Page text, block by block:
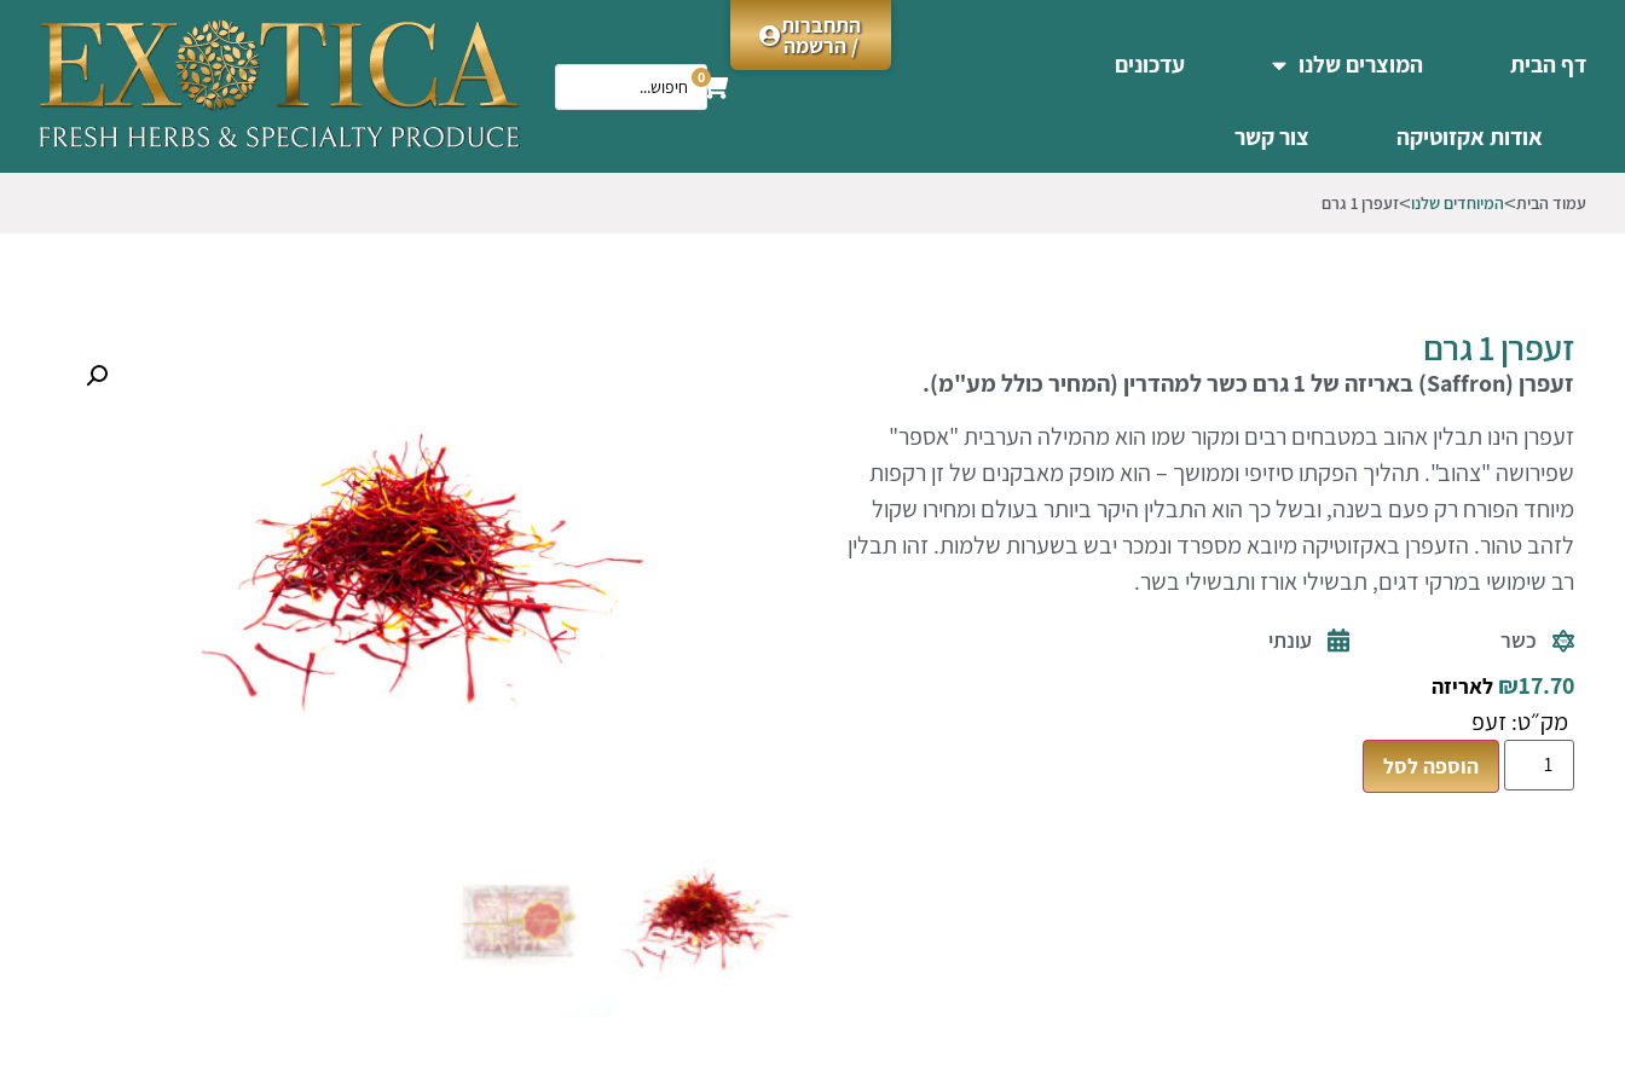
0
התחברות
/ הרשמה
דף הבית המוצרים שלנו עדכונים
אודות אקזוטיקה צור קשר
עמוד הבית המיוחדים שלנו זעפרן 1 גרם
זעפרן 1 גרם
זעפרן (
Saffron
)באריזה של 1 גרם כשר למהדרין (המחיר כולל מע"מ).
זעפרן הינו תבלין אהוב במטבחים רבים ומקור שמו הוא מהמילה הערבית "אספר"
שפירושה "צהוב". תהליך הפקתו סיזיפי וממושך – הוא מופק מאבקנים של זן רקפות
מיוחד הפורח רק פעם בשנה, ובשל כך הוא התבלין היקר ביותר בעולם ומחירו שקול
לזהב טהור. הזעפרן באקזוטיקה מיובא מספרד ונמכר יבש בשערות שלמות. זהו תבלין
רב שימושי במרקי דגים, תבשילי אורז ותבשילי בשר.
כשר עונתי
₪17.70 לאריזה
מק״ט: זעפ
הוספה לסל